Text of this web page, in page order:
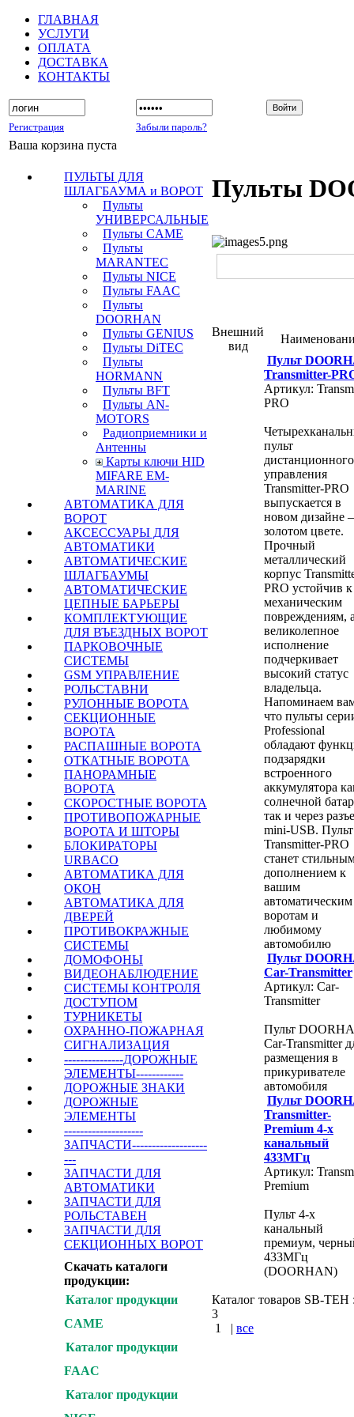
ГЛАВНАЯ
УСЛУГИ
ОПЛАТА
ДОСТАВКА
КОНТАКТЫ
Регистрация Забыли пароль?
Ваша корзина пуста
ПУЛЬТЫ ДЛЯ
ШЛАГБАУМА и ВОРОТ
Пульты
УНИВЕРСАЛЬНЫЕ
Пульты CAME
Пульты
MARANTEC
Пульты NICE
Пульты FAAC
Пульты
DOORHAN
Пульты GENIUS
Пульты DiTEC
Пульты
HORMANN
Пульты BFT
Пульты AN-
MOTORS
Радиоприемники и
Антенны
Карты ключи HID
MIFARE EM-
MARINE
АВТОМАТИКА ДЛЯ
ВОРОТ
АКСЕССУАРЫ ДЛЯ
АВТОМАТИКИ
АВТОМАТИЧЕСКИЕ
ШЛАГБАУМЫ
АВТОМАТИЧЕСКИЕ
ЦЕПНЫЕ БАРЬЕРЫ
КОМПЛЕКТУЮЩИЕ
ДЛЯ ВЪЕЗДНЫХ ВОРОТ
ПАРКОВОЧНЫЕ
СИСТЕМЫ
GSM УПРАВЛЕНИЕ
РОЛЬСТАВНИ
РУЛОННЫЕ ВОРОТА
СЕКЦИОННЫЕ
ВОРОТА
РАСПАШНЫЕ ВОРОТА
ОТКАТНЫЕ ВОРОТА
ПАНОРАМНЫЕ
ВОРОТА
СКОРОСТНЫЕ ВОРОТА
ПРОТИВОПОЖАРНЫЕ
ВОРОТА И ШТОРЫ
БЛОКИРАТОРЫ
URBACO
АВТОМАТИКА ДЛЯ
ОКОН
АВТОМАТИКА ДЛЯ
ДВЕРЕЙ
ПРОТИВОКРАЖНЫЕ
СИСТЕМЫ
ДОМОФОНЫ
ВИДЕОНАБЛЮДЕНИЕ
СИСТЕМЫ КОНТРОЛЯ
ДОСТУПОМ
ТУРНИКЕТЫ
ОХРАННО-ПОЖАРНАЯ
СИГНАЛИЗАЦИЯ
---------------ДОРОЖНЫЕ
ЭЛЕМЕНТЫ------------
ДОРОЖНЫЕ ЗНАКИ
ДОРОЖНЫЕ
ЭЛЕМЕНТЫ
--------------------
ЗАПЧАСТИ-------------------
---
ЗАПЧАСТИ ДЛЯ
АВТОМАТИКИ
ЗАПЧАСТИ ДЛЯ
РОЛЬСТАВЕН
ЗАПЧАСТИ ДЛЯ
СЕКЦИОННЫХ ВОРОТ
Скачать каталоги
продукции:
Каталог продукции
CAME
Каталог продукции
FAAC
Каталог продукции
Пульты
Внешний
вид
Пульт
Transmitter-
Артикул:
PRO
пульт
дистанционного
управления
Transmitter-PRO
выпускается в
новом дизайне
золотом цвете.
Прочный
металлический
корпус
PRO устойчив к
механическим
повреждениям,
великолепное
исполнение
подчеркивает
высокий статус
владельца.
Напоминаем
что пульты
Professional
обладают
подзарядки
встроенного
аккумулятора
солнечной
так и через
mini-USB. Пульт
Transmitter-PRO
станет
дополнением к
вашим
автоматическим
воротам и
любимому
автомобилю
Пульт
Сar-Transmitter
Артикул: Сar-
Transmitter
Пульт
Сar-Transmitter
размещения в
прикуривателе
автомобиля
Пульт
Transmitter-
Premium 4-х
канальный
433МГц
Артикул:
Premium
Пульт 4-х
канальный
премиум,
433МГц
(DOORHAN)
Каталог товаров SB-
3
1
| все